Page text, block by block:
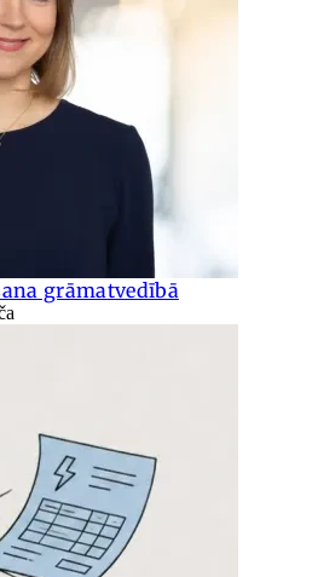
grāmatvedībā